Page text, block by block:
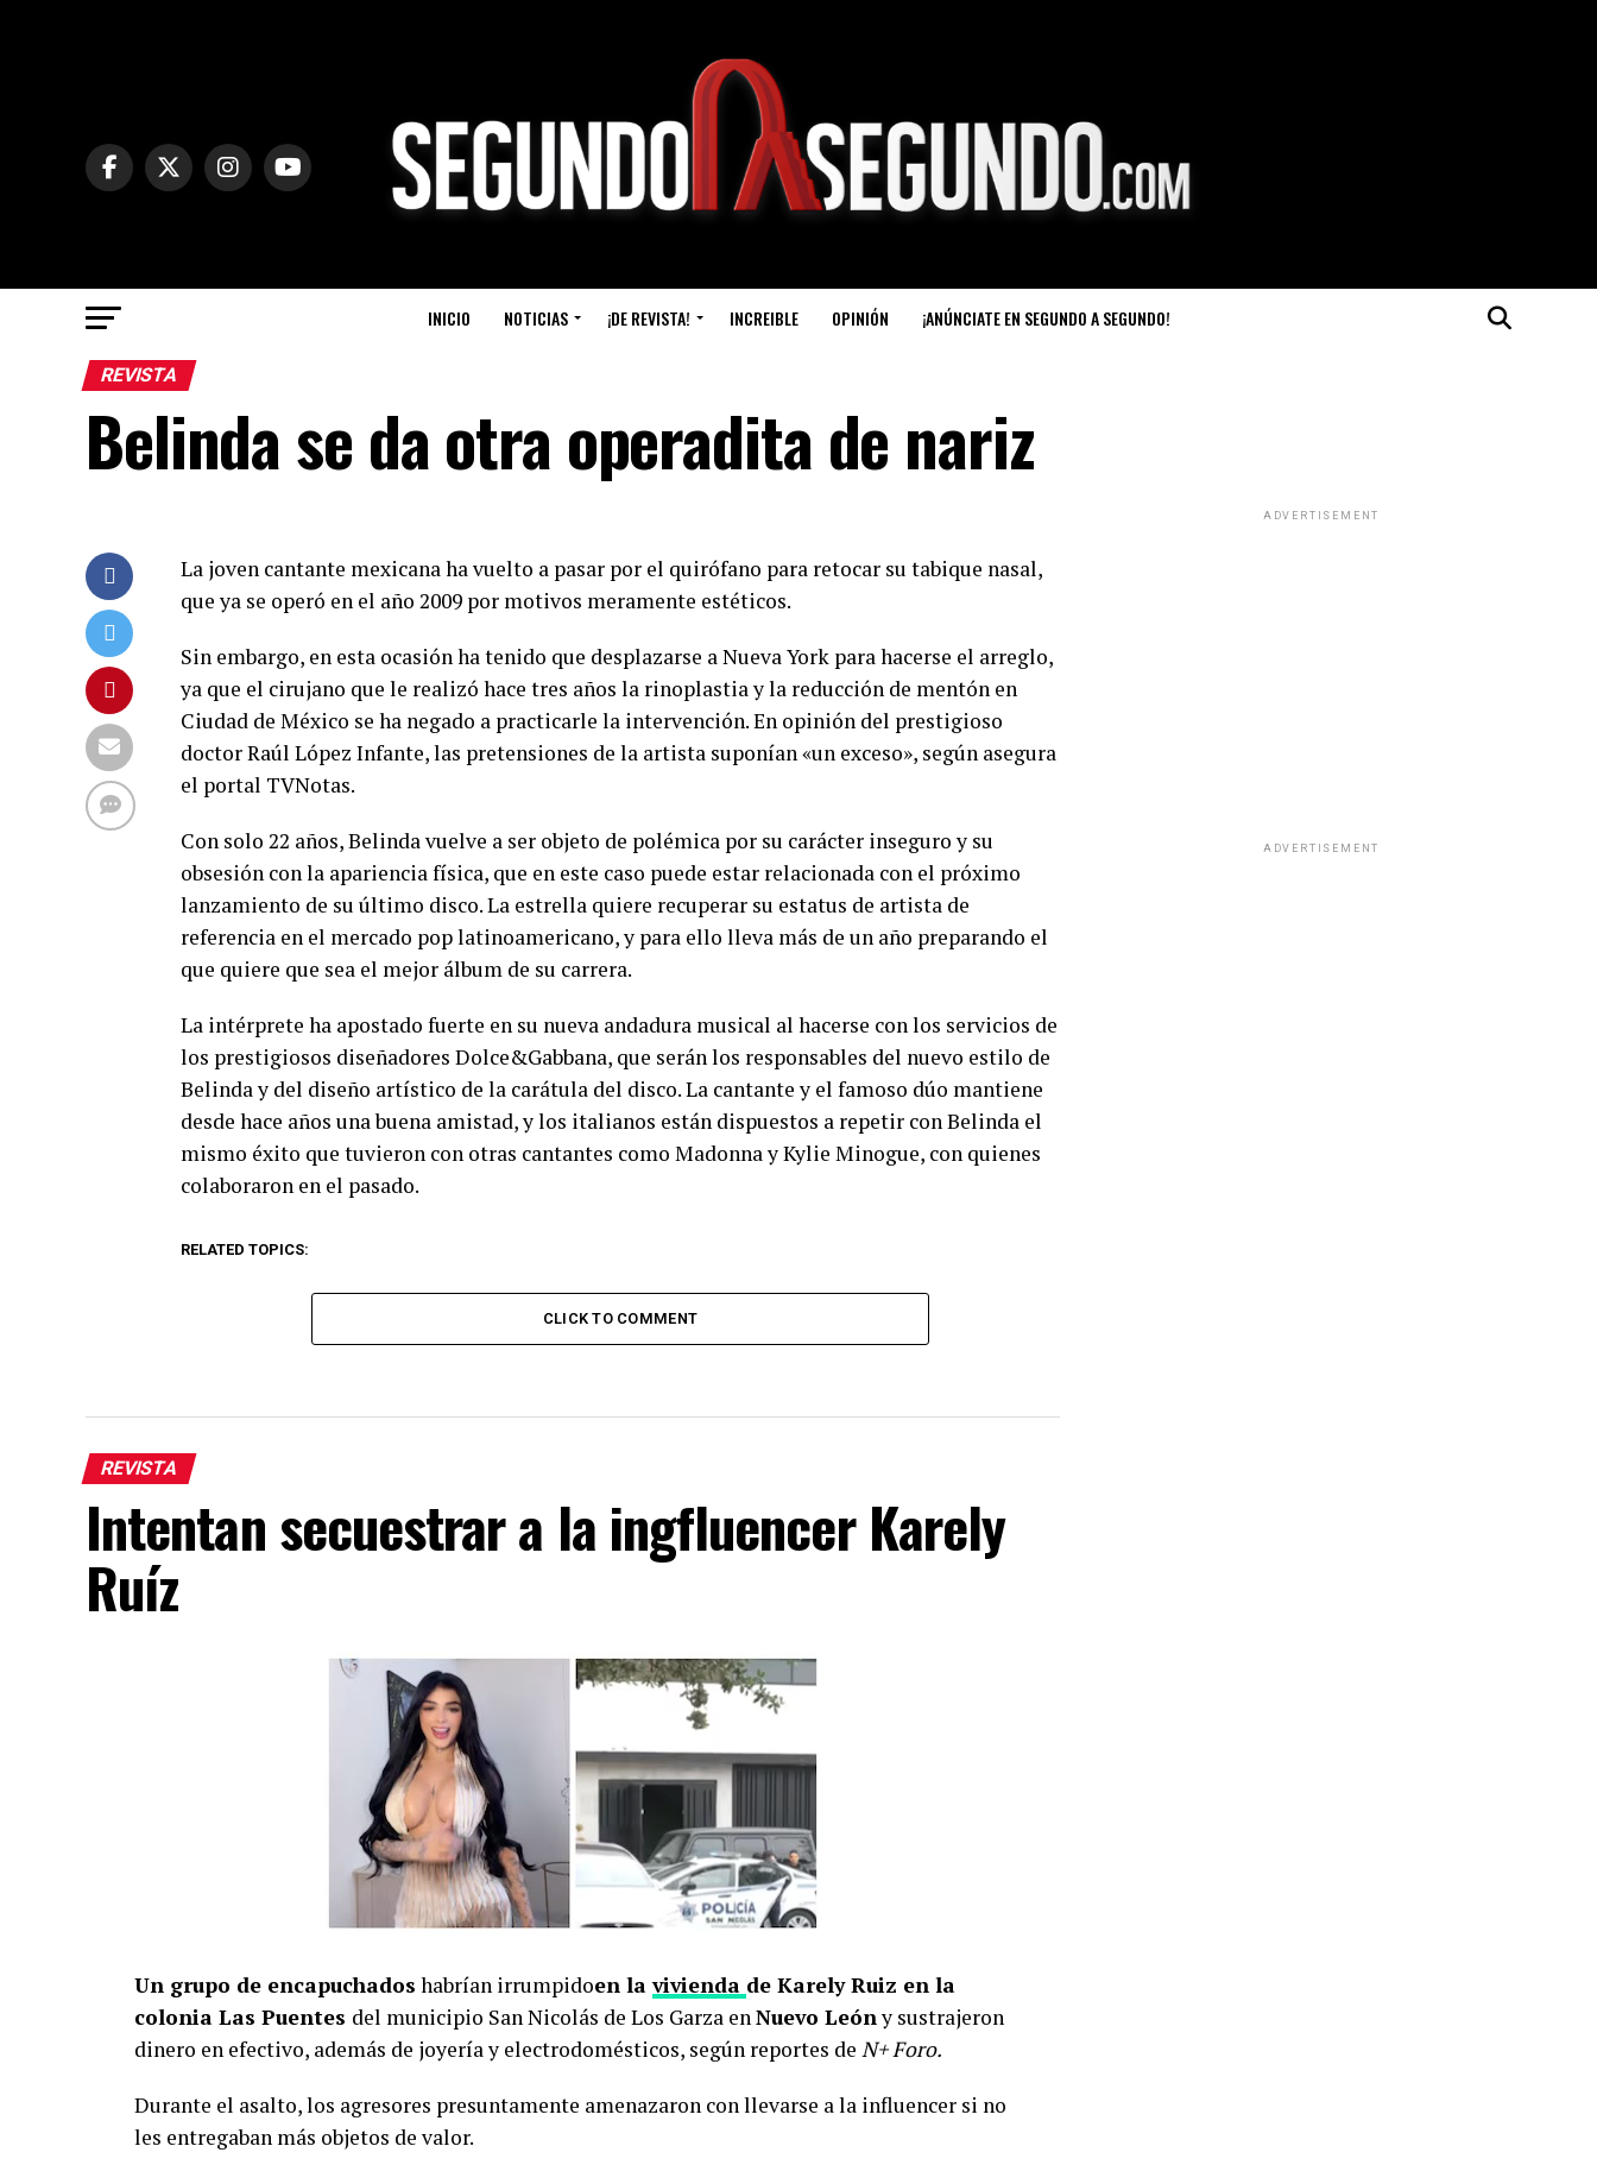
INICIO NOTICIAS ¡DE REVISTA! INCREIBLE OPINIÓN ¡ANÚNCIATE EN SEGUNDO A SEGUNDO!
REVISTA
Belinda se da otra operadita de nariz
La joven cantante mexicana ha vuelto a pasar por el quirófano para retocar su tabique nasal,
que ya se operó en el año 2009 por motivos meramente estéticos.
Sin embargo, en esta ocasión ha tenido que desplazarse a Nueva York para hacerse el arreglo,
ya que el cirujano que le realizó hace tres años la rinoplastia y la reducción de mentón en
Ciudad de México se ha negado a practicarle la intervención. En opinión del prestigioso
doctor Raúl López Infante, las pretensiones de la artista suponían «un exceso», según asegura
el portal TVNotas.
Con solo 22 años, Belinda vuelve a ser objeto de polémica por su carácter inseguro y su
obsesión con la apariencia física, que en este caso puede estar relacionada con el próximo
lanzamiento de su último disco. La estrella quiere recuperar su estatus de artista de
referencia en el mercado pop latinoamericano, y para ello lleva más de un año preparando el
que quiere que sea el mejor álbum de su carrera.
La intérprete ha apostado fuerte en su nueva andadura musical al hacerse con los servicios de
los prestigiosos diseñadores Dolce&Gabbana, que serán los responsables del nuevo estilo de
Belinda y del diseño artístico de la carátula del disco. La cantante y el famoso dúo mantiene
desde hace años una buena amistad, y los italianos están dispuestos a repetir con Belinda el
mismo éxito que tuvieron con otras cantantes como Madonna y Kylie Minogue, con quienes
colaboraron en el pasado.
RELATED TOPICS:
CLICK TO COMMENT
REVISTA
Intentan secuestrar a la ingfluencer Karely
Ruíz
Un grupo de encapuchados habrían irrumpidoen lavivienda de Karely Ruiz en la
colonia Las Puentes del municipio San Nicolás de Los Garza enNuevo Leóny sustrajeron
dinero en efectivo, además de joyería y electrodomésticos, según reportes de N+ Foro.
Durante el asalto, los agresores presuntamente amenazaron con llevarse a la influencer si no
les entregaban más objetos de valor.
ADVERTISEMENT
ADVERTISEMENT